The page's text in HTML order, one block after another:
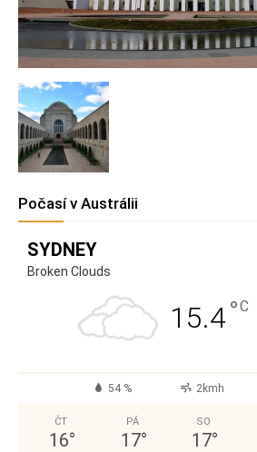
Počasí v Austrálii
SYDNEY
Broken Clouds
15.4°C
54 % 2kmh
ČT
16°
PÁ
17°
SO
17°